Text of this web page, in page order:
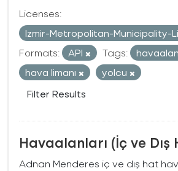
Licenses:
Izmir-Metropolitan-Municipality-
Formats:
API Tags:
hava limanı
yolcu
Filter Results
Havaalanları (İç ve Dış
Adnan Menderes iç ve dış hat